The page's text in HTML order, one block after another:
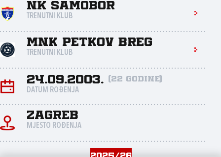
NK Samobor
TRENUTNI KLUB
MNK Petkov Breg
TRENUTNI KLUB
24.09.2003. (22 godine)
DATUM ROĐENJA
Zagreb
MJESTO ROĐENJA